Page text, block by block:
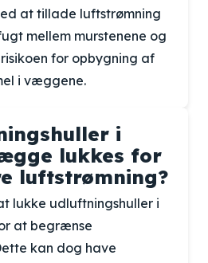
at tillade luftstrømning
mellem murstenene og
for opbygning af
i væggene.
i
lukkes for
luftstrømning?
lukke udluftningshuller i
at begrænse
kan dog have